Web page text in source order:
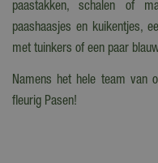
paastakken, schalen of
paashaasjes en kuikentjes,
met tuinkers of een paar
Namens het hele team van
fleurig Pasen!